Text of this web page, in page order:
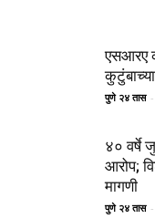
एसआरए
पुणे २४ तास -
४० वर्षे
आरोप;
मागणी
पुणे २४ तास -